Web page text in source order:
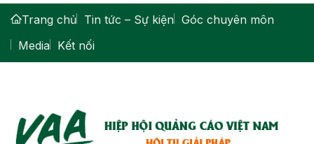
Trang chủ Tin tức – Sự kiện Góc chuyên môn
Media Kết nối